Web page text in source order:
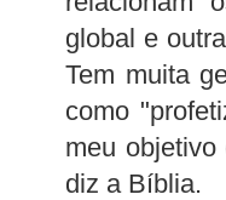
global e
Tem muita
como
meu
diz a Bíblia.